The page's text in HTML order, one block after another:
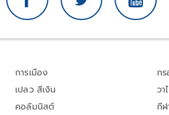
การเมือง
เปลว สีเงิน
คอลัมนิสต์
ก
วา
กีฬ